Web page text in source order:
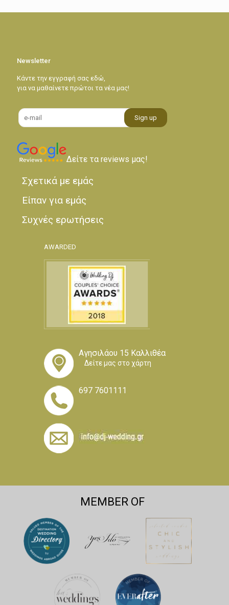
Newsletter
Κάντε την εγγραφή σας εδώ,
για να μαθαίνετε πρώτοι τα νέα μας!
Δείτε τα reviews μας!
Σχετικά με εμάς
Είπαν για εμάς
Συχνές ερωτήσεις
AWARDED
Αγησιλάου 15 Καλλιθέα
Δείτε μας στο χάρτη
697 7601111
MEMBER OF